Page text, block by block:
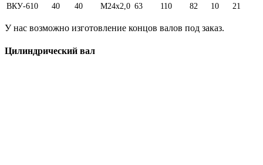
ВКУ-610
40 40 M24x2,0 63 110 82 10 21
У нас возможно изготовление концов валов под заказ.
Цилиндрический вал